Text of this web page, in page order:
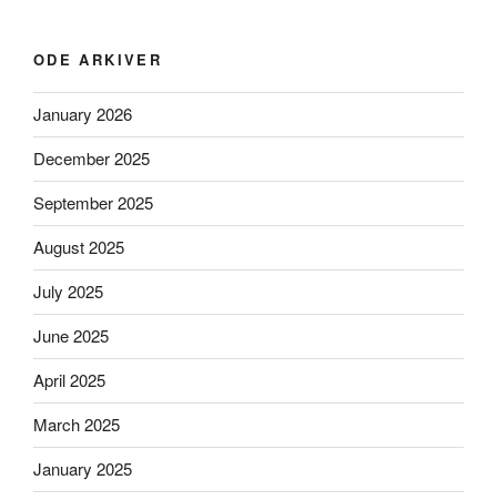
ODE ARKIVER
January 2026
December 2025
September 2025
August 2025
July 2025
June 2025
April 2025
March 2025
January 2025